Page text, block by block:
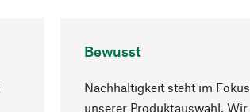
Bewusst
Nachhaltigkeit steht im Fokus
unserer Produktauswahl. Wir